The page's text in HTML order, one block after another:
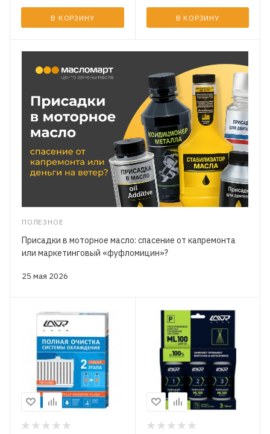
В КОРЗИНУ В КОРЗИНУ
ПОЛЕЗНОЕ
25 мая 2026
Присадки в моторное масло: спасение от капремонта
или маркетинговый «фуфломицин»?